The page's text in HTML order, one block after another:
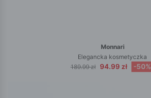
Monnari
Elegancka kosmetyczka
189.99 zł 94.99 zł -50%